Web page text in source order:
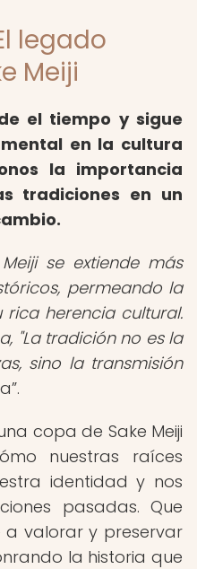
legado
Meiji
el tiempo y sigue
en la cultura
la importancia
tradiciones en un
se extiende más
permeando la
herencia cultural.
"La tradición no es la
sino la transmisión
.
copa de Sake Meiji
nuestras raíces
identidad y nos
pasadas. Que
a valorar y preservar
la historia que